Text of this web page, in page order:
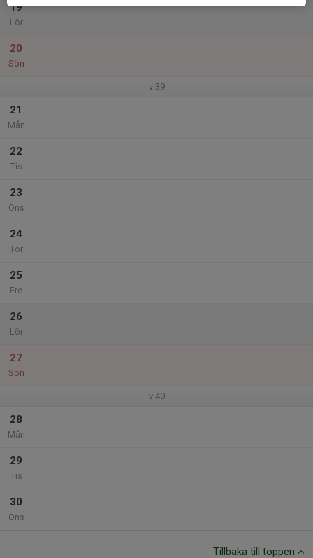
19
Lör
20
Sön
v.39
21
Mån
22
Tis
23
Ons
24
Tor
25
Fre
26
Lör
27
Sön
v.40
28
Mån
29
Tis
30
Ons
Tillbaka till toppen